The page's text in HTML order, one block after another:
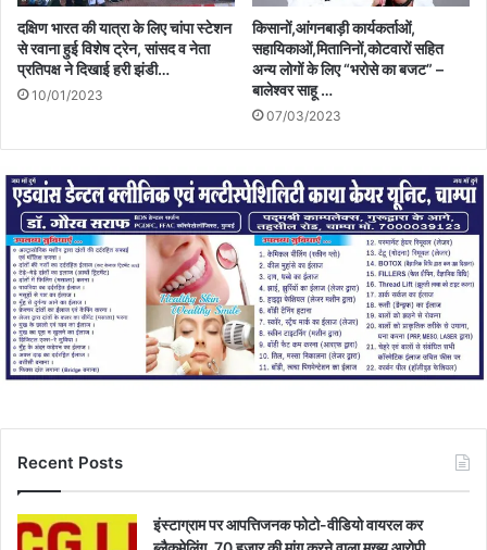
दक्षिण भारत की यात्रा के लिए चांपा स्टेशन
से रवाना हुई विशेष ट्रेन, सांसद व नेता
प्रतिपक्ष ने दिखाई हरी झंडी…
10/01/2023
किसानों,आंगनबाड़ी कार्यकर्ताओं,
सहायिकाओं,मितानिनों,कोटवारों सहित
अन्य लोगों के लिए “भरोसे का बजट” –
बालेश्वर साहू …
07/03/2023
Recent Posts
इंस्टाग्राम पर आपत्तिजनक फोटो-वीडियो वायरल कर